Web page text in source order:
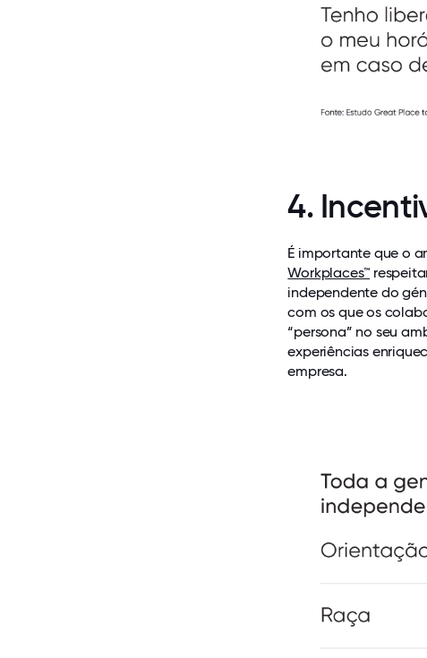
4.
É importante que o
Workplaces™
independente do
com os que os
“persona” no seu
experiências
empresa.